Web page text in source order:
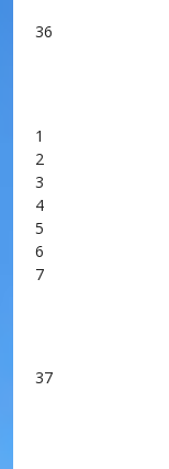
36
1
2
3
4
5
6
7
37